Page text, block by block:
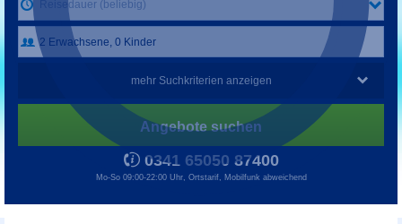
Reisedauer (beliebig)
mehr Suchkriterien anzeigen
Angebote suchen
0341 65050 87400
Mo-So 09:00-22:00 Uhr, Ortstarif, Mobilfunk abweichend